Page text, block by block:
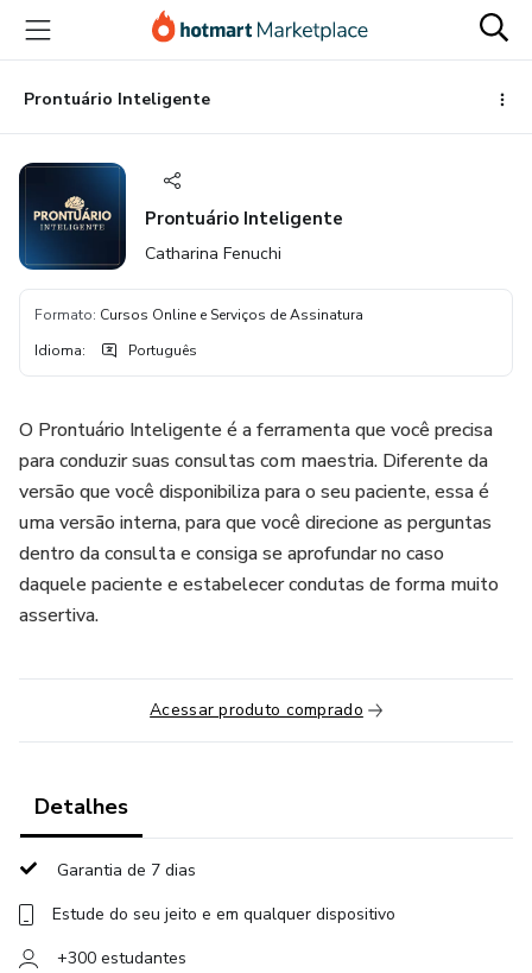
para
conteúdo
principal
para
pagamento
para
rodapé
Prontuário Inteligente
Prontuário Inteligente
Catharina Fenuchi
Formato: Cursos Online e Serviços de Assinatura
Idioma: Português
O Prontuário Inteligente é a ferramenta que você precisa
para conduzir suas consultas com maestria. Diferente da
versão que você disponibiliza para o seu paciente, essa é
uma versão interna, para que você direcione as perguntas
dentro da consulta e consiga se aprofundar no caso
daquele paciente e estabelecer condutas de forma muito
assertiva.
Acessar produto comprado
Detalhes
Garantia de 7 dias
Estude do seu jeito e em qualquer dispositivo
+300 estudantes